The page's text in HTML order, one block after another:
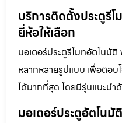
บริการติดตั้งประตูรี
ยี่ห้อให้เลือก
มอเตอร์ประตูรีโมทอัตโนมั
หลากหลายรูปแบบ เพื่อตอ
ได้มากที่สุด โดยมีรุ่นแนะนำ
มอเตอร์ประตูอัตโนมั